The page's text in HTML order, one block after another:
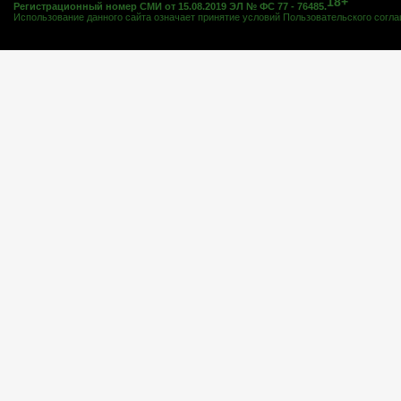
Регистрационный номер СМИ от 15.08.2019 ЭЛ № ФС 77 - 76485.
Использование данного сайта означает принятие условий Пользовательского